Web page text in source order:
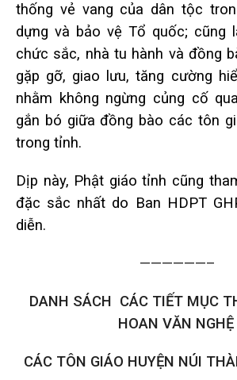
thống vẻ vang của dân tộc
dựng và bảo vệ Tổ quốc; cũng
chức sắc, nhà tu hành và đồng
gặp gỡ, giao lưu, tăng cường
nhằm không ngừng củng cố
gắn bó giữa đồng bào các tôn
trong tỉnh.
Dịp này, Phật giáo tỉnh cũng
đặc sắc nhất do Ban HDPT
diễn.
——————–
DANH SÁCH CÁC TIẾT MỤC
HOAN VĂN NGHỆ
CÁC TÔN GIÁO HUYỆN NÚI